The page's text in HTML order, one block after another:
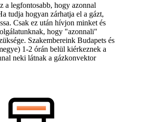
a legfontosabb, hogy azonnal
tudja hogyan zárhatja el a gázt,
Csak ez után hívjon minket és
hogy "azonnali"
Szakembereink Budapets és
1-2 órán belül kiérkeznek a
neki látnak a gázkonvektor